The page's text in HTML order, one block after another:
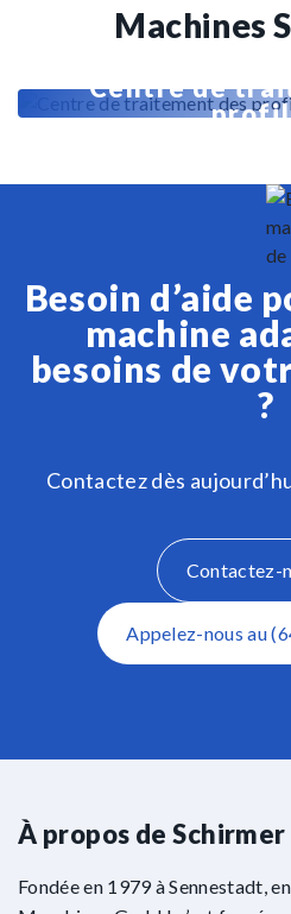
Machines
Centre de
Besoin d’aide
machine
besoins de
?
Contactez dès
Contactez-
Appelez-nous au
À propos de
Fondée en 1979 à Sennestadt,